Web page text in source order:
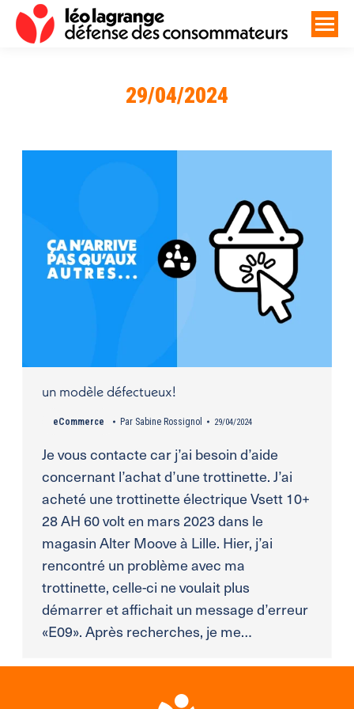
29/04/2024
un modèle défectueux!
eCommerce Par Sabine Rossignol 29/04/2024
Je vous contacte car j’ai besoin d’aide
concernant l’achat d’une trottinette. J’ai
acheté une trottinette électrique Vsett 10+
28 AH 60 volt en mars 2023 dans le
magasin Alter Moove à Lille. Hier, j’ai
rencontré un problème avec ma
trottinette, celle-ci ne voulait plus
démarrer et affichait un message d’erreur
«E09». Après recherches, je me…